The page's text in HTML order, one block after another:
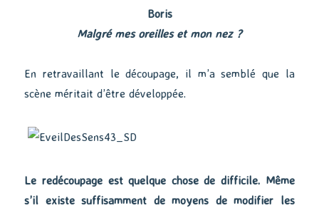
Boris
Malgré mes oreilles et mon nez ?
En retravaillant le découpage, il m’a semblé que la
scène méritait d’être développée.
Le redécoupage est quelque chose de difficile. Même
s’il existe suffisamment de moyens de modifier les